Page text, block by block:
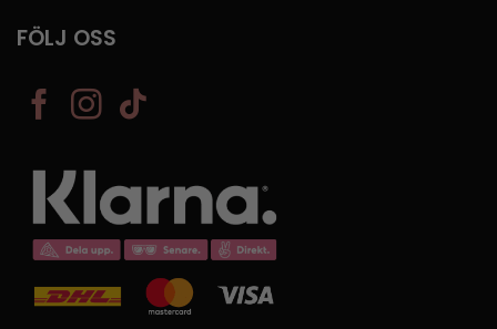
FÖLJ OSS